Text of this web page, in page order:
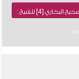
نسخة نصية للطباعة , شرح كتاب الإيمان من صحيح البخاري [4] للشيخ :